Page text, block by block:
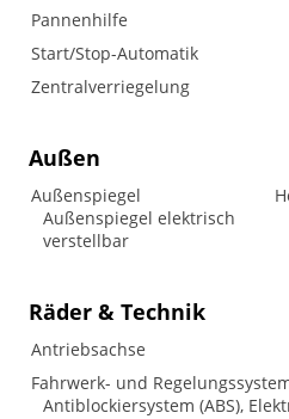
Pannenhilfe
Start/Stop-Automatik
Zentralverriegelung
Außen
Außenspiegel
Außenspiegel elektrisch
verstellbar
Räder & Technik
Antriebsachse
Fahrwerk- und
Antiblockiersystem (ABS),